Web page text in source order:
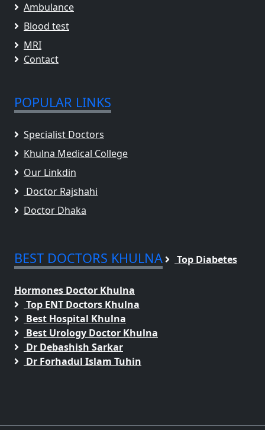
Ambulance
Blood test
MRI
Contact
POPULAR LINKS
Specialist Doctors
Khulna Medical College
Our Linkdin
Doctor Rajshahi
Doctor Dhaka
BEST DOCTORS KHULNA Top Diabetes
Hormones Doctor Khulna
Top ENT Doctors Khulna
Best Hospital Khulna
Best Urology Doctor Khulna
Dr Debashish Sarkar
Dr Forhadul Islam Tuhin